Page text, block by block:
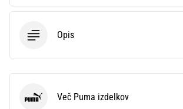
Opis
Puma Več Puma izdelkov